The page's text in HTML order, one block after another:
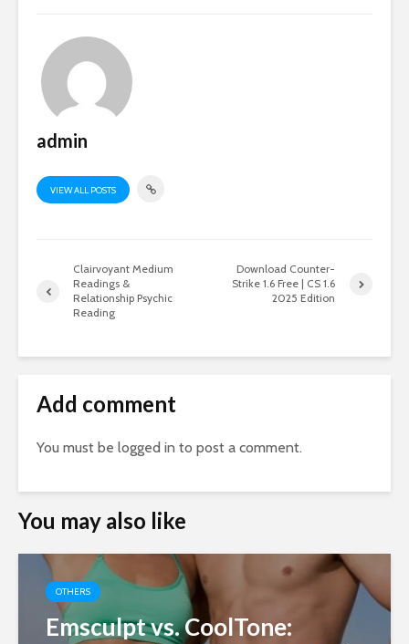
admin
VIEW ALL POSTS
Clairvoyant Medium
Readings &
Relationship Psychic
Reading
Download Counter-
Strike 1.6 Free | CS 1.6
2025 Edition
Add comment
You must be logged in to post a comment.
You may also like
OTHERS
Emsculpt vs. CoolTone: